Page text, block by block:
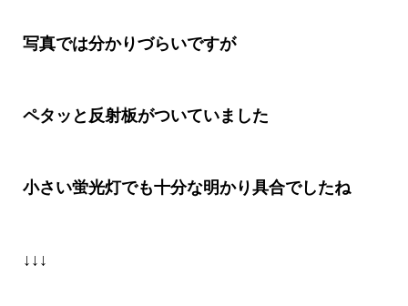
写真では分かりづらいですが
ペタッと反射板がついていました
小さい蛍光灯でも十分な明かり具合でしたね
↓↓↓